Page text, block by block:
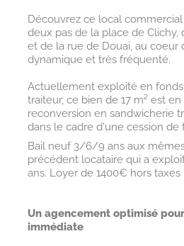
Découvrez ce local
deux pas de la place de Clichy,
et de la rue de Douai, au coeur
dynamique et très fréquenté.
Actuellement exploité en
traiteur, ce bien de 17 m² est
reconversion en sandwicherie
dans le cadre d'une cession
Bail neuf 3/6/9 ans aux
précédent locataire qui a
ans. Loyer de 1400€ hors taxes
Un agencement optimisé
immédiate